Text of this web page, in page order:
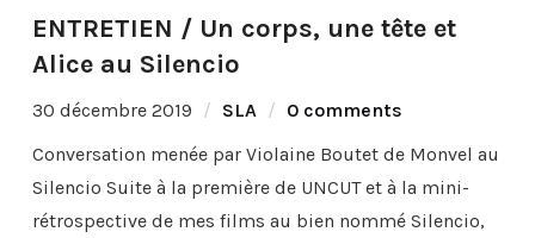
ENTRETIEN / Un corps, une tête et
Alice au Silencio
30 décembre 2019 SLA
0 comments
Conversation menée par Violaine Boutet de Monvel au
Silencio Suite à la première de UNCUT et à la mini-
rétrospective de mes films au bien nommé Silencio,